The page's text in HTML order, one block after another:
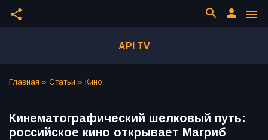
share menu
person
search
API TV
Главная » Статьи » Кино
Кинематографический шелковый путь:
российское кино открывает Магриб